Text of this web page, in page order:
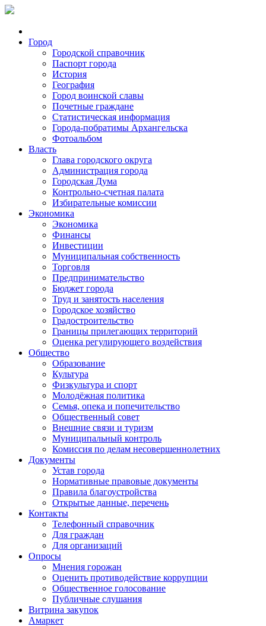
Город
Городской справочник
Паспорт города
История
География
Город воинской славы
Почетные граждане
Статистическая информация
Города-побратимы Архангельска
Фотоальбом
Власть
Глава городского округа
Администрация города
Городская Дума
Контрольно-счетная палата
Избирательные комиссии
Экономика
Экономика
Финансы
Инвестиции
Муниципальная собственность
Торговля
Предпринимательство
Бюджет города
Труд и занятость населения
Городское хозяйство
Градостроительство
Границы прилегающих территорий
Оценка регулирующего воздействия
Общество
Образование
Культура
Физкультура и спорт
Молодёжная политика
Семья, опека и попечительство
Общественный совет
Внешние связи и туризм
Муниципальный контроль
Комиссия по делам несовершеннолетних
Документы
Устав города
Нормативные правовые документы
Правила благоустройства
Открытые данные, перечень
Контакты
Телефонный справочник
Для граждан
Для организаций
Опросы
Мнения горожан
Оценить противодействие коррупции
Общественное голосование
Публичные слушания
Витрина закупок
Амаркет